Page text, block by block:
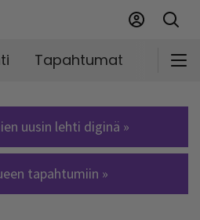
Tapahtumat
uusin lehti diginä »
tapahtumiin »